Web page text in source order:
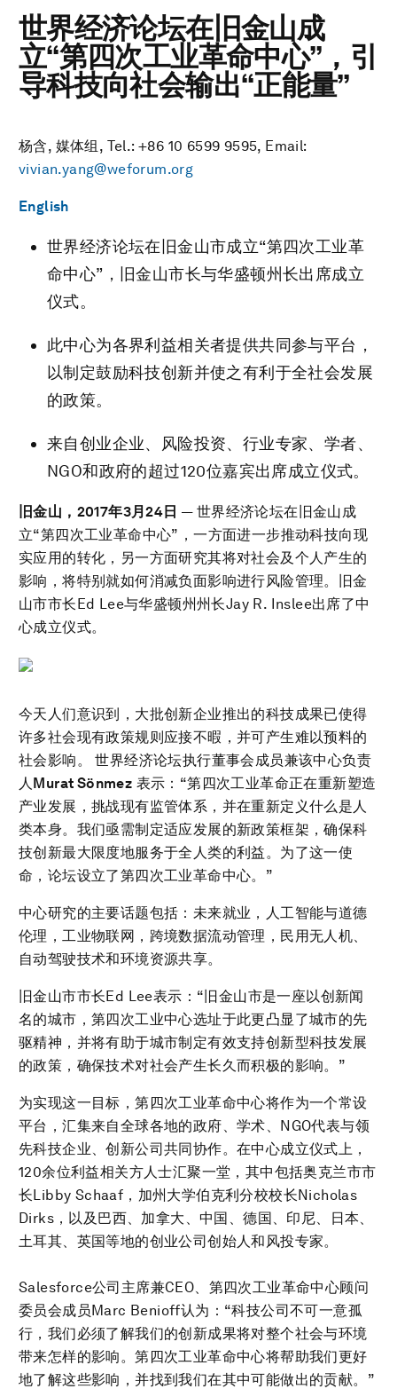
世界经济论坛在旧金山成
立“第四次工业革命中心”，引
导科技向社会输出“正能量”
杨含, 媒体组, Tel.: +86 10 6599 9595, Email:
vivian.yang@weforum.org
English
世界经济论坛在旧金山市成立“第四次工业革
命中心”，旧金山市长与华盛顿州长出席成立
仪式。
此中心为各界利益相关者提供共同参与平台，
以制定鼓励科技创新并使之有利于全社会发展
的政策。
来自创业企业、风险投资、行业专家、学者、
NGO和政府的超过120位嘉宾出席成立仪式。
旧金山， 2017年3月24日 — 世界经济论坛在旧金山成
立“第四次工业革命中心”，一方面进一步推动科技向现
实应用的转化，另一方面研究其将对社会及个人产生的
影响，将特别就如何消减负面影响进行风险管理。旧金
山市市长Ed Lee与华盛顿州州长Jay R. Inslee出席了中
心成立仪式。
今天人们意识到，大批创新企业推出的科技成果已使得
许多社会现有政策规则应接不暇，并可产生难以预料的
社会影响。 世界经济论坛执行董事会成员兼该中心负责
人Murat Sönmez 表示：“第四次工业革命正在重新塑造
产业发展，挑战现有监管体系，并在重新定义什么是人
类本身。我们亟需制定适应发展的新政策框架，确保科
技创新最大限度地服务于全人类的利益。为了这一使
命，论坛设立了第四次工业革命中心。”
中心研究的主要话题包括：未来就业，人工智能与道德
伦理，工业物联网，跨境数据流动管理，民用无人机、
自动驾驶技术和环境资源共享。
旧金山市市长Ed Lee表示：“旧金山市是一座以创新闻
名的城市，第四次工业中心选址于此更凸显了城市的先
驱精神，并将有助于城市制定有效支持创新型科技发展
的政策，确保技术对社会产生长久而积极的影响。”
为实现这一目标，第四次工业革命中心将作为一个常设
平台，汇集来自全球各地的政府、学术、NGO代表与领
先科技企业、创新公司共同协作。在中心成立仪式上，
120余位利益相关方人士汇聚一堂，其中包括奥克兰市市
长Libby Schaaf，加州大学伯克利分校校长Nicholas
Dirks，以及巴西、加拿大、中国、德国、印尼、日本、
土耳其、英国等地的创业公司创始人和风投专家。
Salesforce公司主席兼CEO、第四次工业革命中心顾问
委员会成员Marc Benioff认为：“科技公司不可一意孤
行，我们必须了解我们的创新成果将对整个社会与环境
带来怎样的影响。第四次工业革命中心将帮助我们更好
地了解这些影响，并找到我们在其中可能做出的贡献。”